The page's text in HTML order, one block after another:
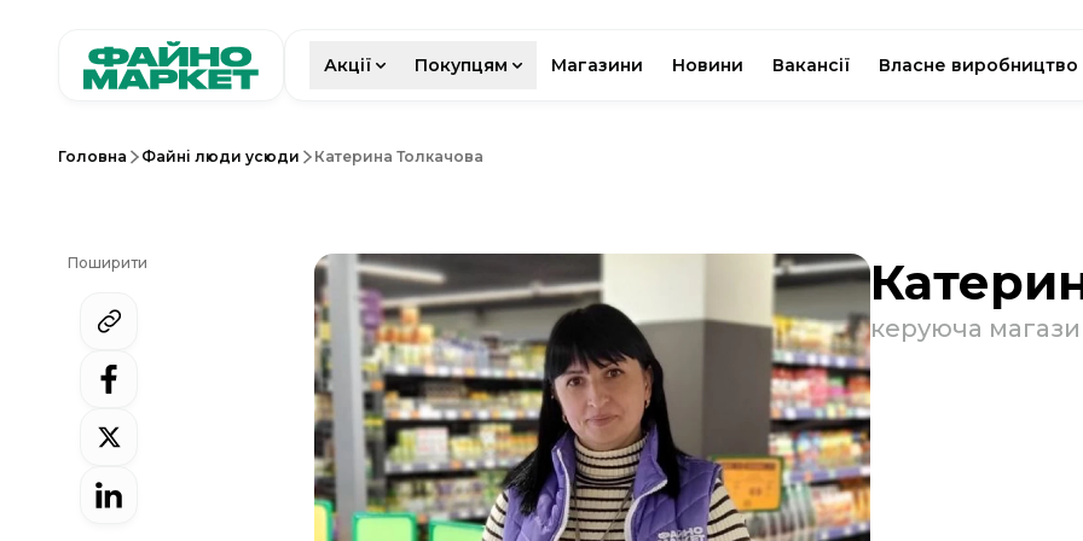
Акції Покупцям Магазини Новини Вакансії Власне виробництво
Головна Файні люди усюди Катерина Толкачова
Поширити
керуюча